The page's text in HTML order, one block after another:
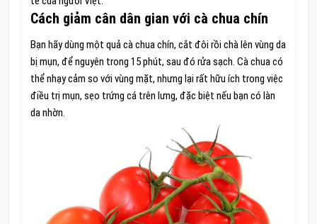
Cách giảm cân dân gian với cà chua chín
Bạn hãy dùng một quả cà chua chín, cắt đôi rồi chà lên vùng da
bị mụn, để nguyên trong 15 phút, sau đó rửa sạch. Cà chua có
thể nhạy cảm so với vùng mặt, nhưng lại rất hữu ích trong việc
điều trị mụn, sẹo trứng cá trên lưng, đặc biệt nếu bạn có làn
da nhờn.